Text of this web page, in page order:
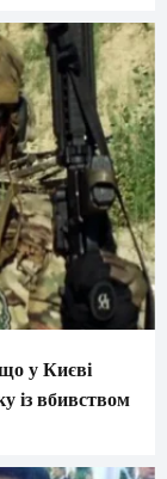
у Києві
із вбивством